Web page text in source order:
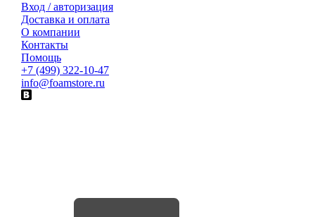
Вход / авторизация
Доставка и оплата
О компании
Контакты
Помощь
+7 (499) 322-10-47
info@foamstore.ru